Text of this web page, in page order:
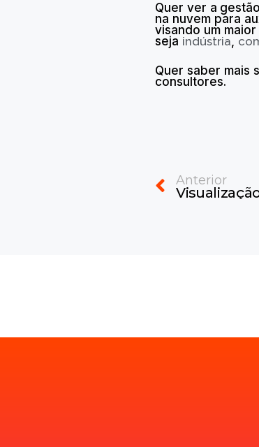
Quer ver a
na nuvem para
visando um
seja indústria,
Quer saber mais
consultores.
Anterior